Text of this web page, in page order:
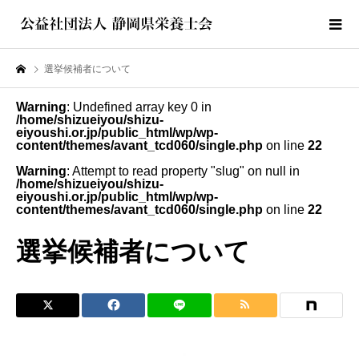
選挙候補者について
Warning: Undefined array key 0 in
/home/shizueiyou/shizu-
eiyoushi.or.jp/public_html/wp/wp-
content/themes/avant_tcd060/single.php on line 22
Warning: Attempt to read property "slug" on null in
/home/shizueiyou/shizu-
eiyoushi.or.jp/public_html/wp/wp-
content/themes/avant_tcd060/single.php on line 22
選挙候補者について